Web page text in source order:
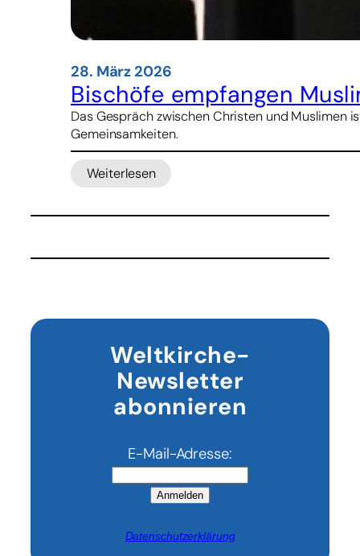
28. März 2026
Bischöfe empfangen
Das Gespräch zwischen Christen und Muslimen
Gemeinsamkeiten.
Weiterlesen
:
empfangen
im
Weltkirche-
Newsletter
abonnieren
E-Mail-Adresse:
Anmelden
Datenschutzerklärung